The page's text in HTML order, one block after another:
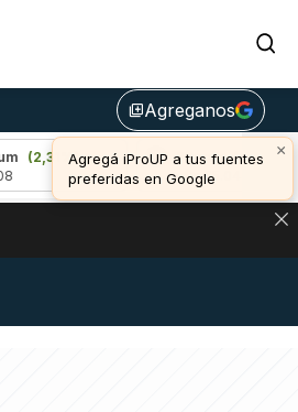
library_addAgreganos
×
Agregá iProUP a tus fuentes
preferidas en Google
Bitcoin
(0,44%)
u$s 65.043,00
DÓLAR CRIPTO Y EXCHANGES